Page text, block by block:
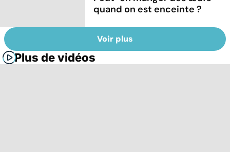
quand on est enceinte ?
Voir plus
Plus de vidéos